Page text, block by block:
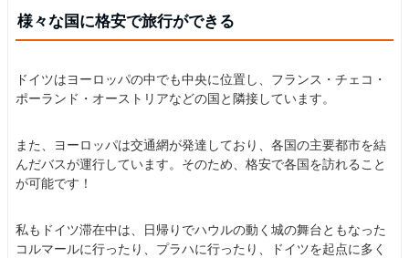
様々な国に格安で旅行ができる
ドイツはヨーロッパの中でも中央に位置し、フランス・チェコ・
ポーランド・オーストリアなどの国と隣接しています。
また、ヨーロッパは交通網が発達しており、各国の主要都市を結
んだバスが運行しています。そのため、格安で各国を訪れること
が可能です！
私もドイツ滞在中は、日帰りでハウルの動く城の舞台ともなった
コルマールに行ったり、プラハに行ったり、ドイツを起点に多く